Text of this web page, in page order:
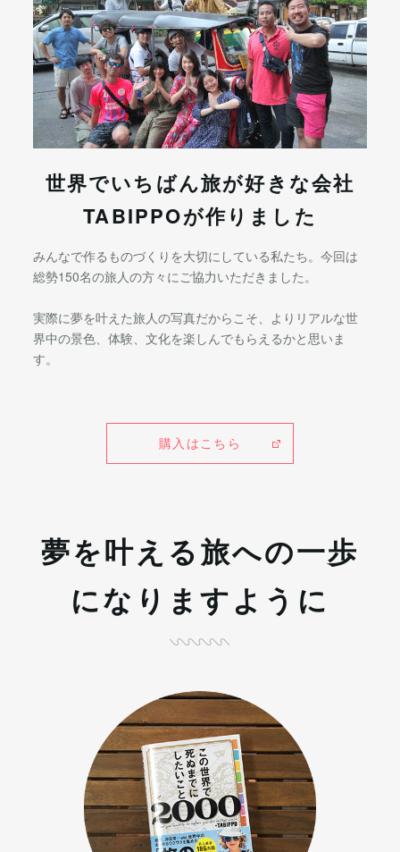
世界でいちばん旅が好きな会社
TABIPPOが作りました
みんなで作るものづくりを大切にしている私たち。今回は
総勢150名の旅人の方々にご協力いただきました。
実際に夢を叶えた旅人の写真だからこそ、よりリアルな世
界中の景色、体験、文化を楽しんでもらえるかと思いま
す。
購入はこちら
夢を叶える旅への一歩
になりますように